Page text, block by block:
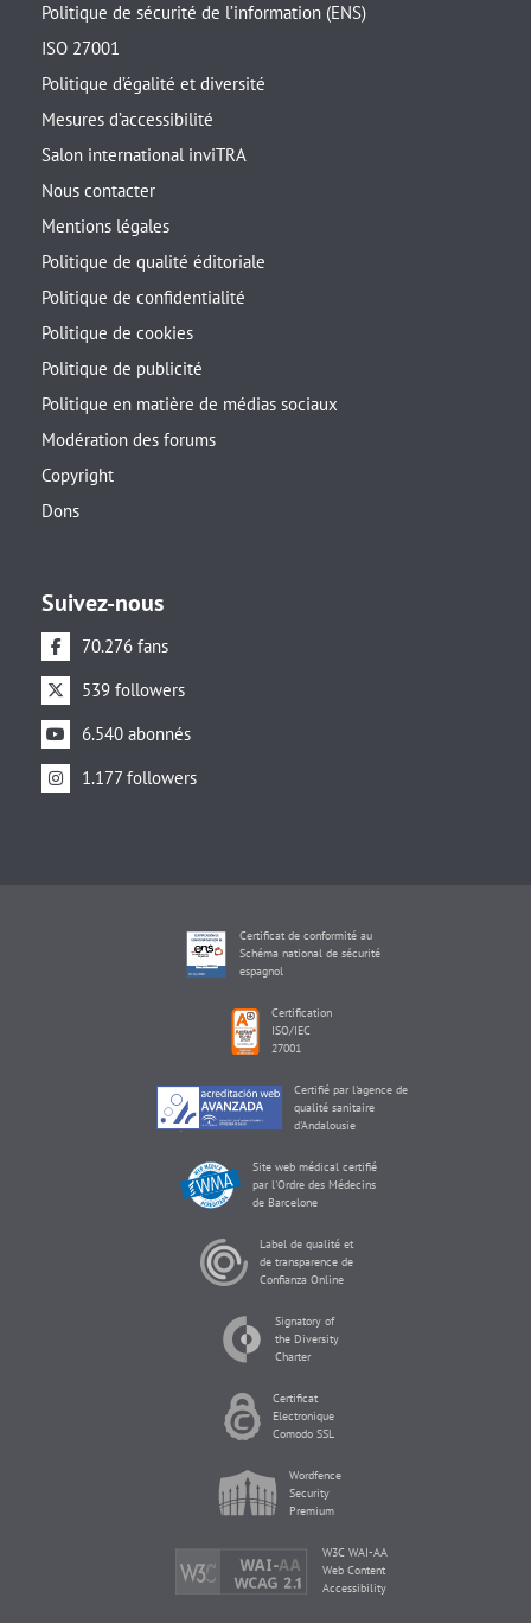
Politique de sécurité de l’information (ENS)
ISO 27001
Politique d’égalité et diversité
Mesures d’accessibilité
Salon international inviTRA
Nous contacter
Mentions légales
Politique de qualité éditoriale
Politique de confidentialité
Politique de cookies
Politique de publicité
Politique en matière de médias sociaux
Modération des forums
Copyright
Dons
Suivez-nous
70.276 fans
539 followers
6.540 abonnés
1.177 followers
Certificat de conformité au
Schéma national de sécurité
espagnol
Certification
ISO/IEC
27001
Certifié par l'agence de
qualité sanitaire
d'Andalousie
Site web médical certifié
par l'Ordre des Médecins
de Barcelone
Label de qualité et
de transparence de
Confianza Online
Signatory of
the Diversity
Charter
Certificat
Electronique
Comodo SSL
Wordfence
Security
Premium
W3C WAI-AA
Web Content
Accessibility